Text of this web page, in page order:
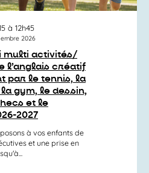
à 12h45
2026
multi activités/
l’anglais créatif
par le tennis, la
gym, le dessin,
et le
2027
à vos enfants de
et une prise en